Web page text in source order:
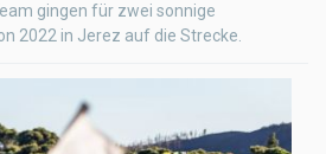
gingen für zwei sonnige
2022 in Jerez auf die Strecke.